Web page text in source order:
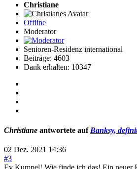
Christiane
Offline
Moderator
Senioren-Residenz international
Beiträge: 4603
Dank erhalten: 10347
Christiane antwortete auf Banksy,
02 Dez. 2021 14:36
#3
Ey Kumpel! Wie finde ich das! Ein neuer